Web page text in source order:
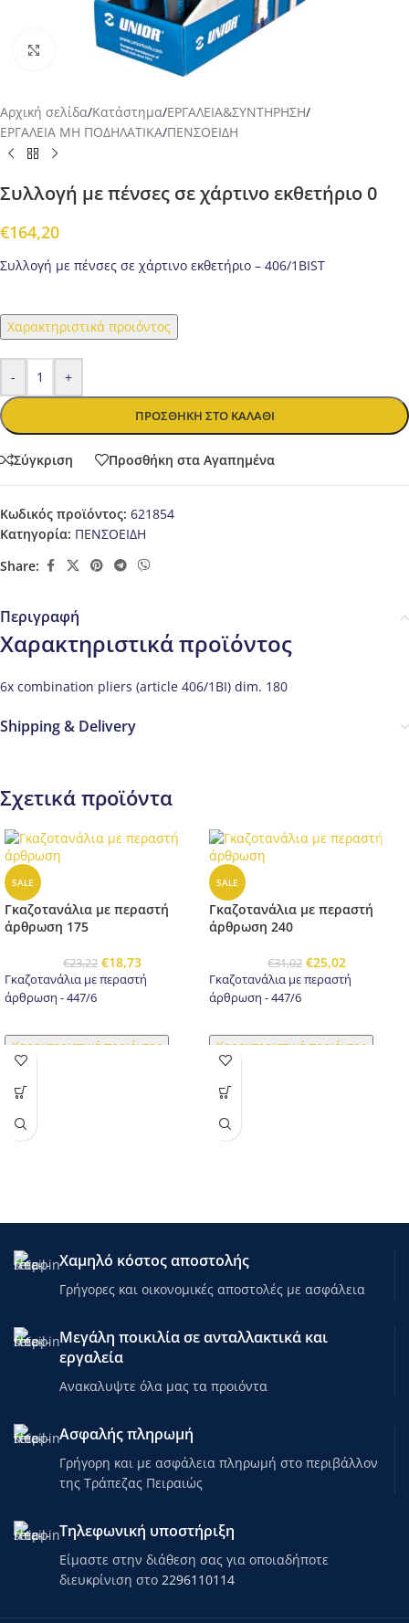
Προβολή
Αρχική σελίδα/Κατάστημα/ΕΡΓΑΛΕΙΑ&ΣΥΝΤΗΡΗΣΗ/
ΕΡΓΑΛΕΙΑ ΜΗ ΠΟΔΗΛΑΤΙΚΑ/ΠΕΝΣΟΕΙΔΗ
Συλλογή με πένσες σε χάρτινο εκθετήριο 0
€164,20
Συλλογή με πένσες σε χάρτινο εκθετήριο – 406/1BIST
Χαρακτηριστικά προιόντος
- +
ΠΡΟΣΘΉΚΗ ΣΤΟ ΚΑΛΆΘΙ
Σύγκριση Προσθήκη στα Αγαπημένα
Κωδικός προϊόντος: 621854
Κατηγορία: ΠΕΝΣΟΕΙΔΗ
Share:
Περιγραφή
Χαρακτηριστικά προϊόντος
6x combination pliers (article 406/1BI) dim. 180
Shipping & Delivery
Σχετικά προϊόντα
SALE
Γκαζοτανάλια με περαστή
άρθρωση 175
€23,22 €18,73
Γκαζοτανάλια με περαστή
άρθρωση - 447/6
Χαρακτηριστικά προιόντος
SALE
Γκαζοτανάλια με περαστή
άρθρωση 240
€31,02 €25,02
Γκαζοτανάλια με περαστή
άρθρωση - 447/6
Χαρακτηριστικά προιόντος
Χαμηλό κόστος αποστολής
Γρήγορες και οικονομικές αποστολές με ασφάλεια
Μεγάλη ποικιλία σε ανταλλακτικά και
εργαλεία
Ανακαλυψτε όλα μας τα προιόντα
Ασφαλής πληρωμή
Γρήγορη και με ασφάλεια πληρωμή στο περιβάλλον
της Τράπεζας Πειραιώς
Τηλεφωνική υποστήριξη
Είμαστε στην διάθεση σας για οποιαδήποτε
διευκρίνιση στο 2296110114